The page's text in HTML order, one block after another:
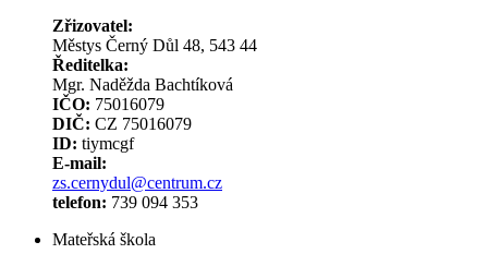
Zřizovatel:
Městys Černý Důl 48, 543 44
Ředitelka:
Mgr. Naděžda Bachtíková
IČO: 75016079
DIČ: CZ 75016079
ID: tiymcgf
E-mail:
zs.cernydul@centrum.cz
telefon: 739 094 353
Mateřská škola